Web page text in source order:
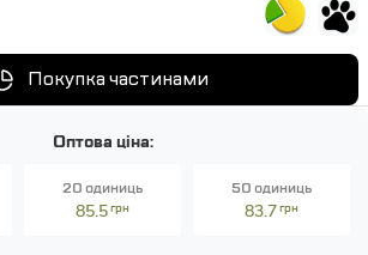
Покупка частинами
Оптова ціна:
20 одиниць
85.5грн
50 одиниць
83.7грн